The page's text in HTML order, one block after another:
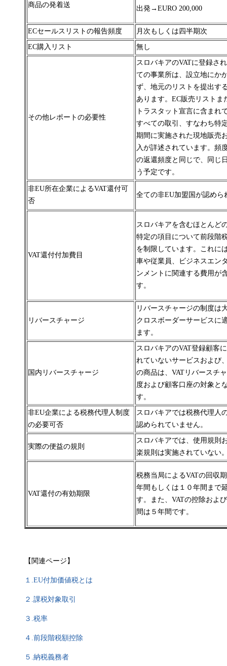
商品の発着送
出発→ EURO 200,000
ECセールスリストの報告頻度 月次もしくは四半期次
EC購入リスト 無し
その他レポートの必要性
スロバキアのVATに登録さ
ての事業所は、設立地にか
ず、地元のリストを提出す
あります。 EC販売リストま
トラスタット宣言に含まれ
すべての取引、すなわち特
期間に実施された現地販売
入が詳述されています。 頻
の返還頻度と同じで、同じ
う予定です。
非EU所在企業によるVAT還付可
否
全ての非EU加盟国が認めら
VAT還付付加費目
スロバキアを含むほとんど
特定の項目について前段階
を制限しています。 これに
車や従業員、ビジネスエン
ンメントに関連する費用が
す。
リバースチャージ
リバースチャージの制度は
クロスボーダーサービスに
ます。
国内リバースチャージ
スロバキアのVAT登録顧客
れていないサービスおよび
の商品は、VATリバースチ
度および顧客口座の対象と
す。
非EU企業による税務代理人制度
の必要可否
スロバキアでは税務代理人
認められていません。
実際の便益の規則
スロバキアでは、使用規則
楽規則は実施されていない
VAT還付の有効期限
税務当局によるVATの回収
年間もしくは１０年間まで
す。また、VATの控除およ
間は５年間です。
【関連ページ】
１.EU付加価値税とは
２.課税対象取引
３.税率
４.前段階税額控除
５.納税義務者